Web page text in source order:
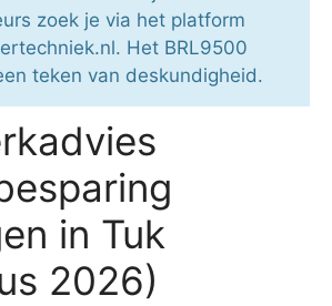
zoek je via het platform
Het BRL9500
teken van deskundigheid.
in Tuk
2026)